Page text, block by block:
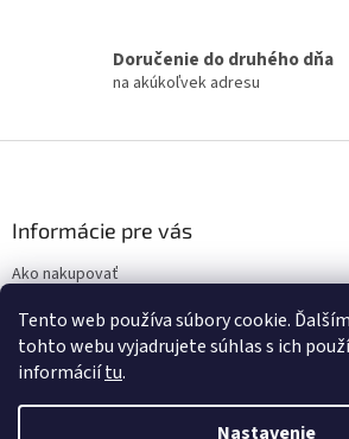
Tento web používa súbory cookie.
tohto webu vyjadrujete súhlas s ich
informáciítu.
Nastavenie
k
y
p
Doručenie do druhého dňa
na akúkoľvek adresu
i
Informácie pre vás
Ako nakupovať
Podmienky ochrany osobných údajov